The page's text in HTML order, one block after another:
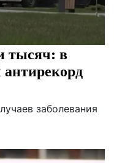
тысяч: в
заболевания